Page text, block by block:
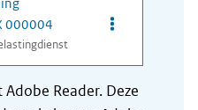
000004
Opties van
Reader. Deze